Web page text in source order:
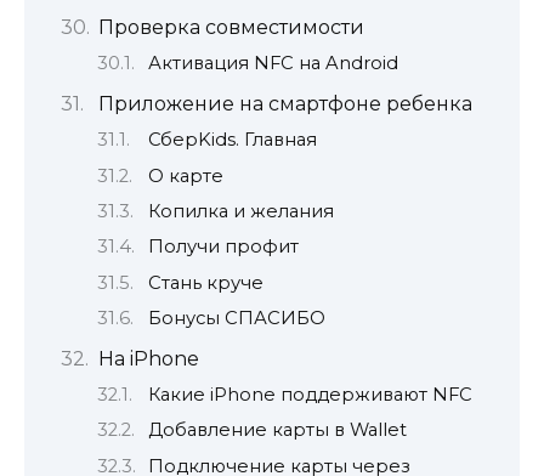
Проверка совместимости
Активация NFC на Android
Приложение на смартфоне ребенка
СберKids. Главная
О карте
Копилка и желания
Получи профит
Стань круче
Бонусы СПАСИБО
На iPhone
Какие iPhone поддерживают NFC
Добавление карты в Wallet
Подключение карты через